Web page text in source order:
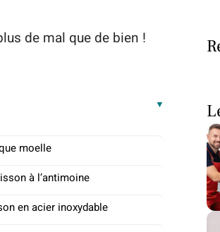
de mal que de bien !
moelle
à l’antimoine
en acier inoxydable